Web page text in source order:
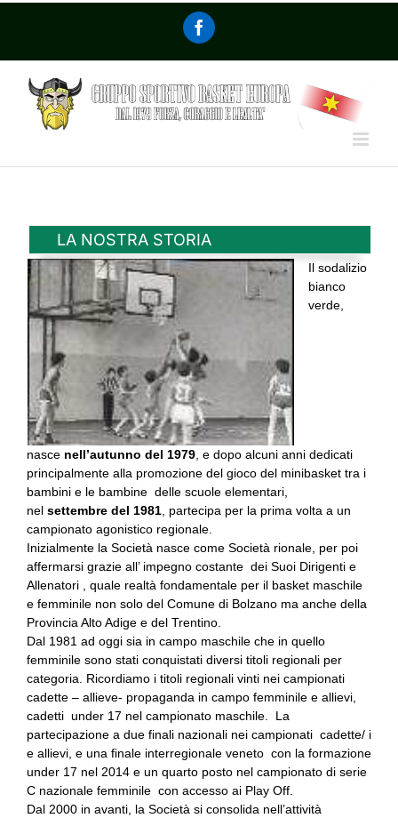
LA NOSTRA STORIA
Il sodalizio
bianco
verde,
nasce nell’autunno del 1979, e dopo alcuni anni dedicati
principalmente alla promozione del gioco del minibasket tra i
bambini e le bambine delle scuole elementari,
nel settembre del 1981, partecipa per la prima volta a un
campionato agonistico regionale.
Inizialmente la Società nasce come Società rionale, per poi
affermarsi grazie all’ impegno costante dei Suoi Dirigenti e
Allenatori , quale realtà fondamentale per il basket maschile
e femminile non solo del Comune di Bolzano ma anche della
Provincia Alto Adige e del Trentino.
Dal 1981 ad oggi sia in campo maschile che in quello
femminile sono stati conquistati diversi titoli regionali per
categoria. Ricordiamo i titoli regionali vinti nei campionati
cadette – allieve- propaganda in campo femminile e allievi,
cadetti under 17 nel campionato maschile. La
partecipazione a due finali nazionali nei campionati cadette/ i
e allievi, e una finale interregionale veneto con la formazione
under 17 nel 2014 e un quarto posto nel campionato di serie
C nazionale femminile con accesso ai Play Off.
Dal 2000 in avanti, la Società si consolida nell’attività